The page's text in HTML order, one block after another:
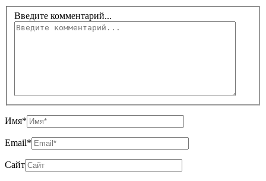
Введите комментарий...
Имя*
Email*
Сайт